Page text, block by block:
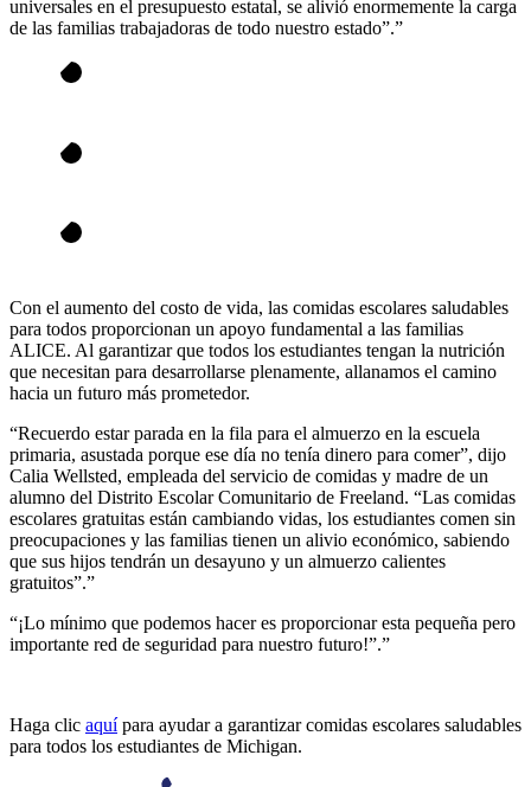
universales en el presupuesto estatal, se alivió enormemente la carga
de las familias trabajadoras de todo nuestro estado”.”
Con el aumento del costo de vida, las comidas escolares saludables
para todos proporcionan un apoyo fundamental a las familias
ALICE. Al garantizar que todos los estudiantes tengan la nutrición
que necesitan para desarrollarse plenamente, allanamos el camino
hacia un futuro más prometedor.
“Recuerdo estar parada en la fila para el almuerzo en la escuela
primaria, asustada porque ese día no tenía dinero para comer”, dijo
Calia Wellsted, empleada del servicio de comidas y madre de un
alumno del Distrito Escolar Comunitario de Freeland. “Las comidas
escolares gratuitas están cambiando vidas, los estudiantes comen sin
preocupaciones y las familias tienen un alivio económico, sabiendo
que sus hijos tendrán un desayuno y un almuerzo calientes
gratuitos”.”
“¡Lo mínimo que podemos hacer es proporcionar esta pequeña pero
importante red de seguridad para nuestro futuro!”.”
Haga clic aquípara ayudar a garantizar comidas escolares saludables
para todos los estudiantes de Michigan.